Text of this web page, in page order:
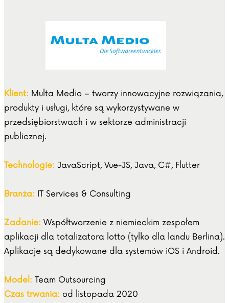
Klient: Multa Medio – tworzy innowacyjne rozwiązania,
produkty i usługi, które są wykorzystywane w
przedsiębiorstwach i w sektorze administracji
publicznej.
Technologie: JavaScript, Vue-JS, Java, C#, Flutter
Branża: IT Services & Consulting
Zadanie: Współtworzenie z niemieckim zespołem
aplikacji dla totalizatora lotto (tylko dla landu Berlina).
Aplikacje są dedykowane dla systemów iOS i Android.
Model: Team Outsourcing
Czas trwania: od listopada 2020